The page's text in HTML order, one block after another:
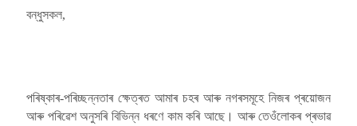
বন্ধুসকল,
পৰিষ্কাৰ-পৰিচ্ছন্নতাৰ ক্ষেত্ৰত আমাৰ চহৰ আৰু নগৰসমূহে নিজৰ প্ৰয়োজন
আৰু পৰিৱেশ অনুসৰি বিভিন্ন ধৰণে কাম কৰি আছে। আৰু তেওঁলোকৰ প্ৰভাৱ